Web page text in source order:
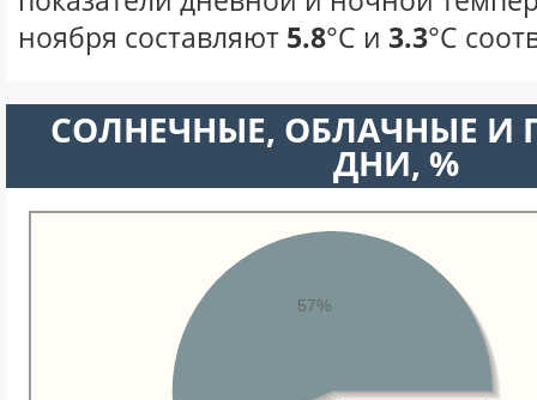
ноября составляют 5.8°С и 3.3°С
CОЛНЕЧНЫЕ, ОБЛАЧНЫЕ И
ДНИ, %
57%